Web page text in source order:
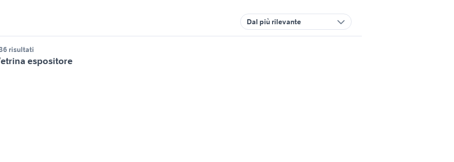
Dal più rilevante
risultati
espositore